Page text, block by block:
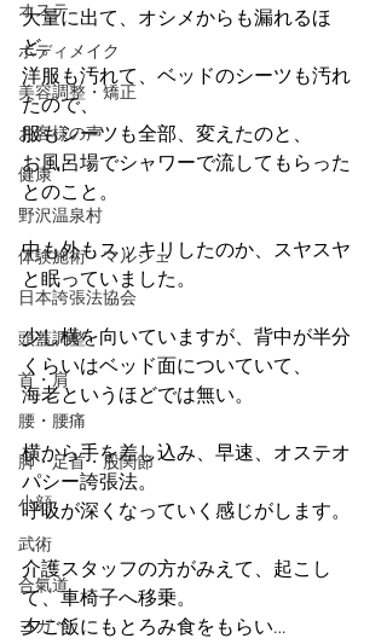
オステ
ボディメイク
美容調整・矯正
お客様の声
健康
野沢温泉村
体験施術・マルシェ
日本誇張法協会
頭蓋調整
首・肩
腰・腰痛
脚・足首・股関節
小顔
武術
合氣道
ヨガ
大量に出て、オシメからも漏れるほ
ど。
洋服も汚れて、ベッドのシーツも汚れ
たので、
服もシーツも全部、変えたのと、
お風呂場でシャワーで流してもらった
とのこと。
中も外もスッキリしたのか、スヤスヤ
と眠っていました。
少し横を向いていますが、背中が半分
くらいはベッド面についていて、
海老というほどでは無い。
横から手を差し込み、早速、オステオ
パシー誇張法。
呼吸が深くなっていく感じがします。
介護スタッフの方がみえて、起こし
て、車椅子へ移乗。
夕ご飯にもとろみ食をもらい…